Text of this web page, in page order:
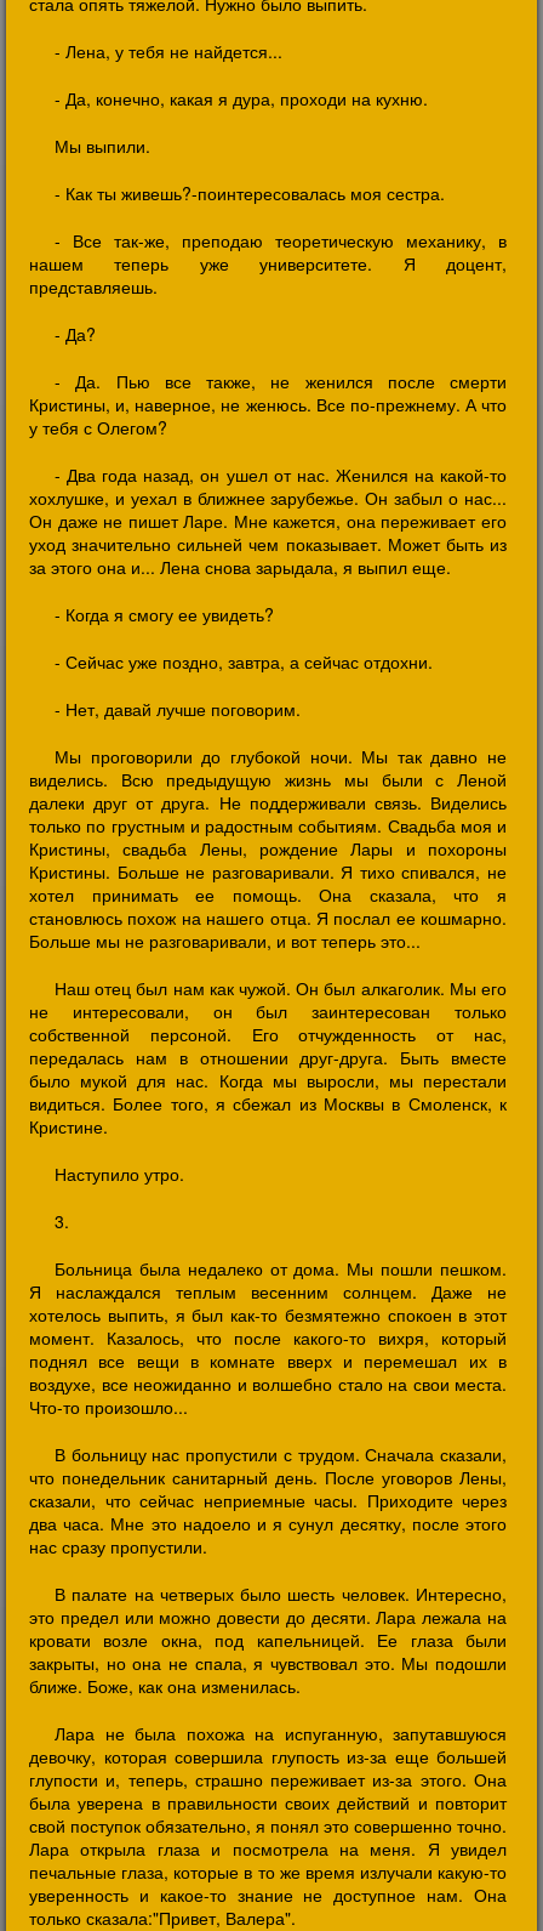
- Лена, у тебя не найдется...
- Да, конечно, какая я дура, проходи на кухню.
Мы выпили.
- Как ты живешь?-поинтересовалась моя сестра.
- Все так-же, преподаю теоретическую механику, в
нашем теперь уже университете. Я доцент,
представляешь.
- Да?
- Да. Пью все также, не женился после смерти
Кристины, и, наверное, не женюсь. Все по-прежнему. А что
у тебя с Олегом?
- Два года назад, он ушел от нас. Женился на какой-то
хохлушке, и уехал в ближнее зарубежье. Он забыл о нас...
Он даже не пишет Ларе. Мне кажется, она переживает его
уход значительно сильней чем показывает. Может быть из
за этого она и... Лена снова зарыдала, я выпил еще.
- Когда я смогу ее увидеть?
- Сейчас уже поздно, завтра, а сейчас отдохни.
- Нет, давай лучше поговорим.
Мы проговорили до глубокой ночи. Мы так давно не
виделись. Всю предыдущую жизнь мы были с Леной
далеки друг от друга. Не поддерживали связь. Виделись
только по грустным и радостным событиям. Свадьба моя и
Кристины, свадьба Лены, рождение Лары и похороны
Кристины. Больше не разговаривали. Я тихо спивался, не
хотел принимать ее помощь. Она сказала, что я
становлюсь похож на нашего отца. Я послал ее кошмарно.
Больше мы не разговаривали, и вот теперь это...
Наш отец был нам как чужой. Он был алкаголик. Мы его
не интересовали, он был заинтересован только
собственной персоной. Его отчужденность от нас,
передалась нам в отношении друг-друга. Быть вместе
было мукой для нас. Когда мы выросли, мы перестали
видиться. Более того, я сбежал из Москвы в Смоленск, к
Кристине.
Наступило утро.
3.
Больница была недалеко от дома. Мы пошли пешком.
Я наслаждался теплым весенним солнцем. Даже не
хотелось выпить, я был как-то безмятежно спокоен в этот
момент. Казалось, что после какого-то вихря, который
поднял все вещи в комнате вверх и перемешал их в
воздухе, все неожиданно и волшебно стало на свои места.
Что-то произошло...
В больницу нас пропустили с трудом. Сначала сказали,
что понедельник санитарный день. После уговоров Лены,
сказали, что сейчас неприемные часы. Приходите через
два часа. Мне это надоело и я сунул десятку, после этого
нас сразу пропустили.
В палате на четверых было шесть человек. Интересно,
это предел или можно довести до десяти. Лара лежала на
кровати возле окна, под капельницей. Ее глаза были
закрыты, но она не спала, я чувствовал это. Мы подошли
ближе. Боже, как она изменилась.
Лара не была похожа на испуганную, запутавшуюся
девочку, которая совершила глупость из-за еще большей
глупости и, теперь, страшно переживает из-за этого. Она
была уверена в правильности своих действий и повторит
свой поступок обязательно, я понял это совершенно точно.
Лара открыла глаза и посмотрела на меня. Я увидел
печальные глаза, которые в то же время излучали какую-то
уверенность и какое-то знание не доступное нам. Она
только сказала:"Привет, Валера".